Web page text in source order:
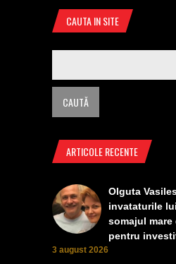
CAUTA IN SITE
ARTICOLE RECENTE
Olguta
invataturile
somajul mare
pentru
3 august 2026